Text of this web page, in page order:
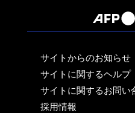
サイトからのお知らせ
サイトに関するヘルプ
サイトに関するお問い
採用情報